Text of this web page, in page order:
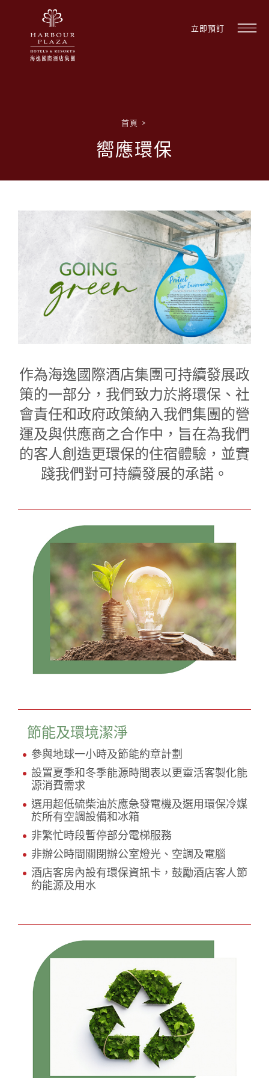
立即預訂
1
1 0
首頁 >
嚮應環保
作為海逸國際酒店集團可持續發展政
策的一部分，我們致力於將環保、社
會責任和政府政策納入我們集團的營
運及與供應商之合作中，旨在為我們
的客人創造更環保的住宿體驗，並實
踐我們對可持續發展的承諾。
節能及環境潔淨
參與地球一小時及節能約章計劃
設置夏季和冬季能源時間表以更靈活客製化能
源消費需求
選用超低硫柴油於應急發電機及選用環保冷媒
於所有空調設備和冰箱
非繁忙時段暫停部分電梯服務
非辦公時間關閉辦公室燈光、空調及電腦
酒店客房內設有環保資訊卡，鼓勵酒店客人節
約能源及用水